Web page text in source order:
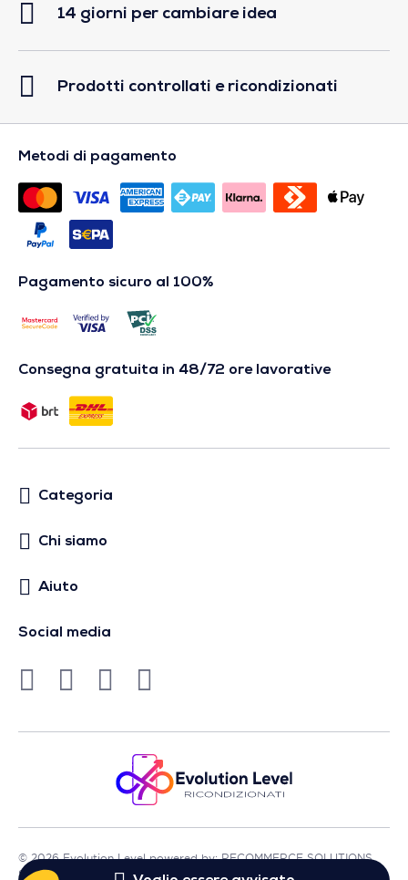
14 giorni per cambiare idea
Prodotti controllati e ricondizionati
Metodi di pagamento
Pagamento sicuro al 100%
Consegna gratuita in 48/72 ore lavorative
Categoria
Chi siamo
Aiuto
Social media
© 2026 Evolution Level powered by: RECOMMERCE SOLUTIONS
SA - Sede in Avenue Lénine, 54 - 94250 Gentilly - Francia